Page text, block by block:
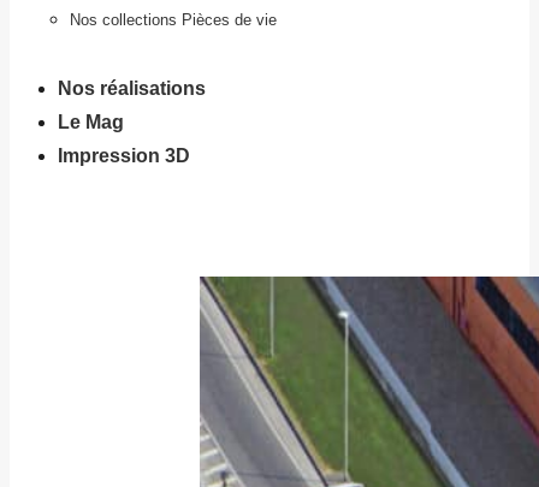
Nos collections Pièces de vie
Nos réalisations
Le Mag
Impression 3D